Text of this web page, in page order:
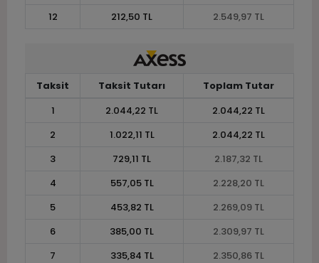
12
212,50 TL 2.549,97 TL
Taksit Taksit Tutarı
Toplam Tutar
1
2.044,22 TL
2.044,22 TL
2
1.022,11 TL
2.044,22 TL
3
729,11 TL
2.187,32 TL
4
557,05 TL
2.228,20 TL
5
453,82 TL
2.269,09 TL
6
385,00 TL
2.309,97 TL
7
335,84 TL
2.350,86 TL